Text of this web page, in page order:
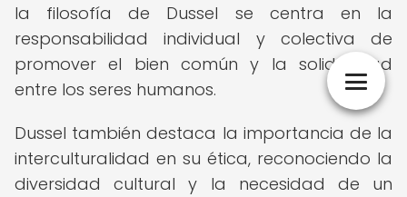
la filosofía de Dussel se centra en la
responsabilidad individual y colectiva de
promover el bien común y la solidaridad
entre los seres humanos.
Dussel también destaca la importancia de la
interculturalidad en su ética, reconociendo la
diversidad cultural y la necesidad de un